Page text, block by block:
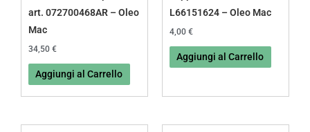
art. 072700468AR – Oleo
Mac
34,50 €
Aggiungi al Carrello
L66151624 – Oleo Mac
4,00 €
Aggiungi al Carrello